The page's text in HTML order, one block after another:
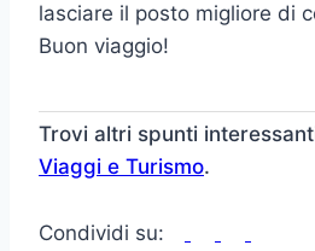
lasciare il posto migliore di
Buon viaggio!
Trovi altri spunti
Viaggi e Turismo.
Condividi su: